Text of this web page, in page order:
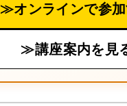
≫オンラインで参
≫講座案内を見